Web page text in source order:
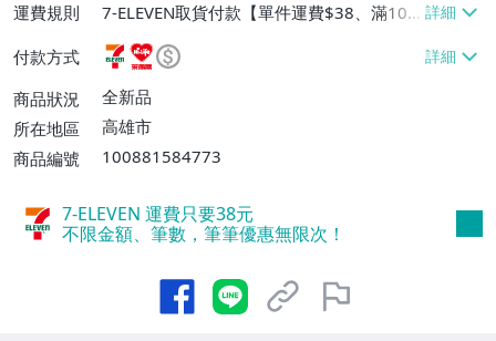
運費規則
7-ELEVEN取貨付款【單件運費$38、滿100
件或消費滿$1000000免運費】、7-ELEVEN
取貨不付款【單件運費$38】、萊爾富取貨
付款【單件運費$60、滿50件或消費滿$30
0000免運費】、郵局掛號【單件運費$50、
付款方式
商品狀況
全新品
所在地區
高雄市
商品編號
100881584773
7-ELEVEN 運費只要38元
不限金額、筆數，筆筆優惠無限次！